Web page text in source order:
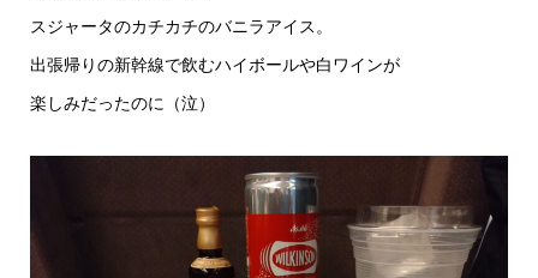
スジャータのカチカチのバニラアイス。
出張帰りの新幹線で飲むハイボールや白ワインが
楽しみだったのに（泣）